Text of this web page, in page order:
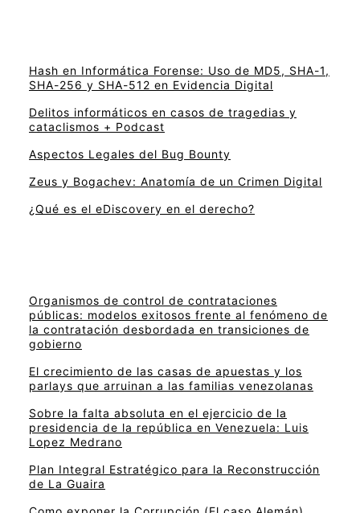
Hash en Informática Forense: Uso de MD5, SHA-1,
SHA-256 y SHA-512 en Evidencia Digital
Delitos informáticos en casos de tragedias y
cataclismos + Podcast
Aspectos Legales del Bug Bounty
Zeus y Bogachev: Anatomía de un Crimen Digital
¿Qué es el eDiscovery en el derecho?
Organismos de control de contrataciones
públicas: modelos exitosos frente al fenómeno de
la contratación desbordada en transiciones de
gobierno
El crecimiento de las casas de apuestas y los
parlays que arruinan a las familias venezolanas
Sobre la falta absoluta en el ejercicio de la
presidencia de la república en Venezuela: Luis
Lopez Medrano
Plan Integral Estratégico para la Reconstrucción
de La Guaira